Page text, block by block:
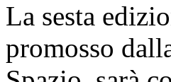
La sesta
promosso